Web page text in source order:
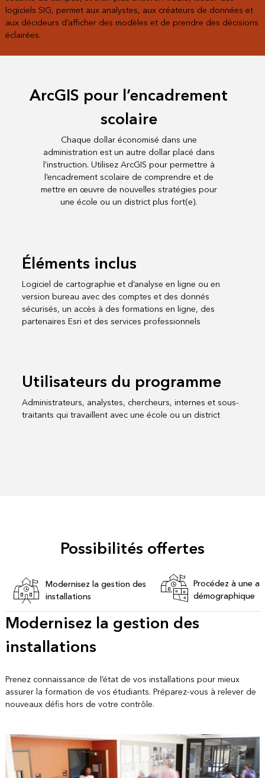
logiciels SIG, permet aux analystes, aux créateurs de données et
aux décideurs d’afficher des modèles et de prendre des décisions
éclairées.
ArcGIS pour l’encadrement
scolaire
Chaque dollar économisé dans une
administration est un autre dollar placé dans
l’instruction. Utilisez ArcGIS pour permettre à
l’encadrement scolaire de comprendre et de
mettre en œuvre de nouvelles stratégies pour
une école ou un district plus fort(e).
Éléments inclus
Logiciel de cartographie et d’analyse en ligne ou en
version bureau avec des comptes et des donnés
sécurisés, un accès à des formations en ligne, des
partenaires Esri et des services professionnels
Utilisateurs du programme
Administrateurs, analystes, chercheurs, internes et sous-
traitants qui travaillent avec une école ou un district
Possibilités offertes
Modernisez la gestion des
installations
Procédez à une
démographique
Modernisez la gestion des
installations
Prenez connaissance de l’état de vos installations pour mieux
assurer la formation de vos étudiants. Préparez-vous à relever de
nouveaux défis hors de votre contrôle.